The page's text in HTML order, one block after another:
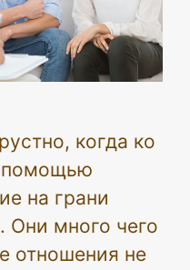
когда ко
помощью
на грани
Они много чего
отношения не